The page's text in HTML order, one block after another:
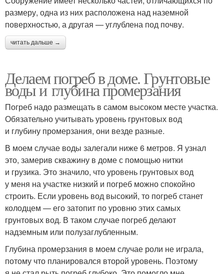
размеру, одна из них расположена над наземной
поверхностью, а другая — углублена под почву.
читать дальше →
Делаем погреб в доме. Грунтовые
воды и глубина промерзания
Погреб надо размещать в самом высоком месте участка.
Обязательно учитывать уровень грунтовых вод
и глубину промерзания, они везде разные.
В моем случае воды залегали ниже 6 метров. Я узнал
это, замерив скважину в доме с помощью нитки
и грузика. Это значило, что уровень грунтовых вод
у меня на участке низкий и погреб можно спокойно
строить. Если уровень вод высокий, то погреб станет
колодцем — его затопит по уровню этих самых
грунтовых вод. В таком случае погреб делают
надземным или полузаглубленным.
Глубина промерзания в моем случае роли не играла,
потому что планировался второй уровень. Поэтому